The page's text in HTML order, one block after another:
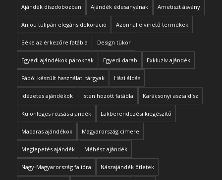
Ajándék díszdobozban Ajándék édesanyának Ametiszt ásvány
Anjou tulipán elegáns dekoráció Azonnal elvihető termékek
Béke az érkezőre fatábla Design tükör
Egyedi ajándékok pároknak Egyedi darab Exkluzív ajándék
Fából készült használati tárgyak Házi áldás
Idézetes ajándékok Isten hozott fatábla Karácsonyi asztaldísz
Különleges rózsás ajándék Lakberendezési kiegészítő
Madaras ajándékok Magyarország címere
Meglepetés ajándék Méhész ajándék
Nagy-Magyarország falióra Nászajándék ötletek